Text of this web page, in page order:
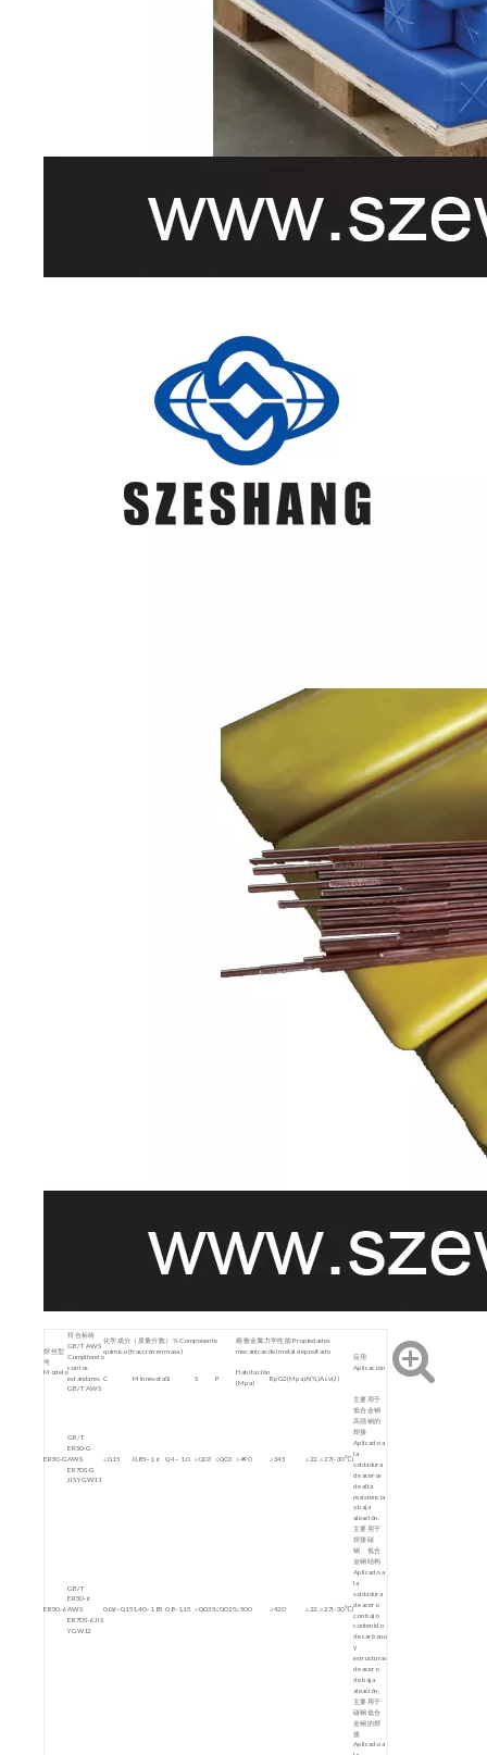
焊丝型
号
Modelo
符合标砖
GB/T AWS
Cumpliendo
con los
estándares
GB/T AWS
化学成分（质量分数）% Componente
químico (fracción en masa)
熔敷金属力学性能 Propiedades
mecánicas del metal depositado
应用
Aplicación
C
MinnesotaSi S P
Habitación
(Mpa)
Rp0.2(Mpa)A(%)Acv(J)
ER50-G
GB/T
ER50-G
AWS
ER70S-G
JIS YGW11
≤0,15 0,85~1,6 0,4 ~ 1,0 ≤0,03 ≤0,03 ≥490 ≥345 ≥22 ≥27(-30℃)
主要用于
低合金钢
高强钢的
焊接
Aplicado a
la
soldadura
de aceros
de alta
resistencia
y baja
aleación.
ER50-6
GB/T
ER50-6
AWS
ER70S-6 JIS
YGW12
0,06~0,151,40~1,85 0,8~1,15 ≤0,035≤0,025≥500 ≥420 ≥22 ≥27(-30℃)
主要用于
焊接碳
钢、低合
金钢结构
Aplicado a
la
soldadura
de acero
con bajo
contenido
de carbono
y
estructuras
de acero
de baja
aleación.
主要用于
碳钢低合
金钢的焊
接
Aplicado a